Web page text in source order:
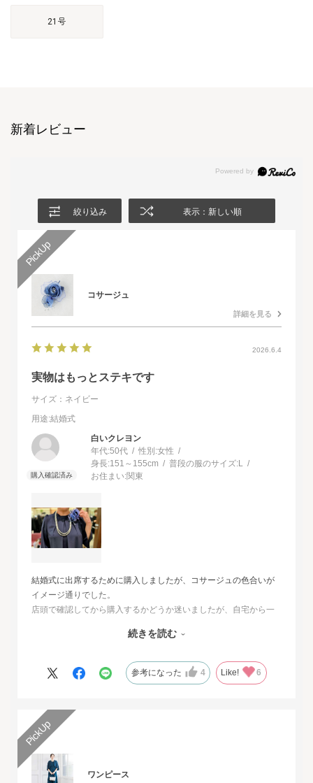
21号
新着レビュー
絞り込み 表示：新しい順
コサージュ
詳細を見る
2026.6.4
実物はもっとステキです
サイズ：ネイビー
用途:結婚式
白いクレヨン
年代:50代 性別:女性
身長:151～155cm 普段の服のサイズ:L
お住まい:関東
結婚式に出席するために購入しましたが、コサージュの色合いが
イメージ通りでした。
店頭で確認してから購入するかどうか迷いましたが、自宅から一
オンラインショップは写真数が多くじっくりと検討することがで
また、購入するとすぐに届くのでとても便利だと思いました。
続きを読む
参考になった 4 Like! 6
ワンピース